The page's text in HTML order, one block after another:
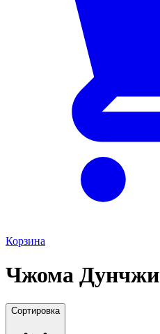
Корзина
Чжома Дунчжи
Сортировка